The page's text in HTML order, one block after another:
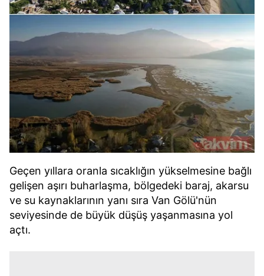
Geçen yıllara oranla sıcaklığın yükselmesine bağlı
gelişen aşırı buharlaşma, bölgedeki baraj, akarsu
ve su kaynaklarının yanı sıra Van Gölü'nün
seviyesinde de büyük düşüş yaşanmasına yol
açtı.